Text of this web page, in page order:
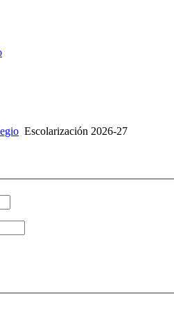
Escolarización 2026-27